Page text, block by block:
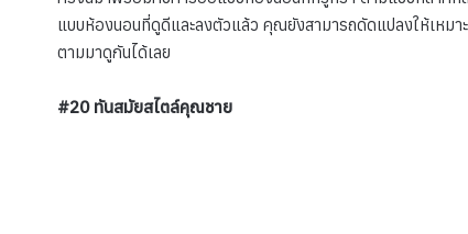
แบบห้องนอนที่ดูดีและลงตัวแล้ว คุณยังสามารถดัดแปลงให้เหม
ตามมาดูกันได้เลย
#20 ทันสมัยสไตล์คุณชาย